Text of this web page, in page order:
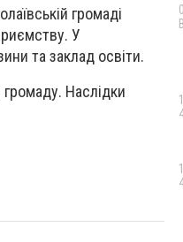
громаді
У
та заклад освіти.
Наслідки